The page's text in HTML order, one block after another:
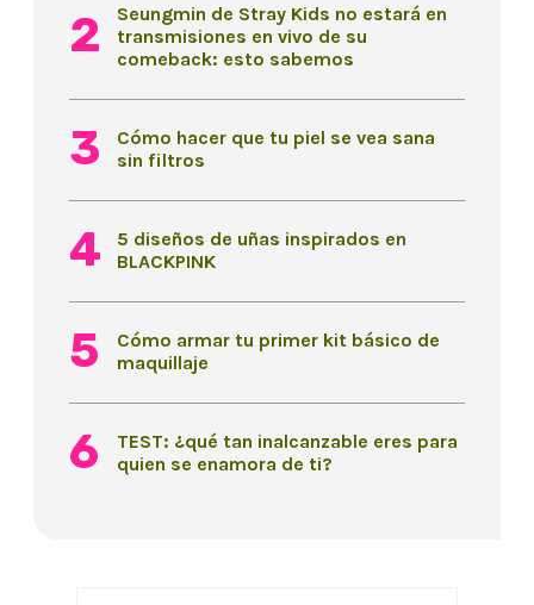
Seungmin de Stray Kids no estará en
transmisiones en vivo de su
comeback: esto sabemos
Cómo hacer que tu piel se vea sana
sin filtros
5 diseños de uñas inspirados en
BLACKPINK
Cómo armar tu primer kit básico de
maquillaje
TEST: ¿qué tan inalcanzable eres para
quien se enamora de ti?